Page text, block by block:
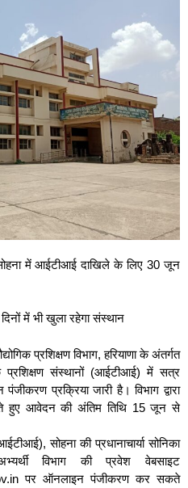
में आईटीआई दाखिले के लिए 30 जून
में भी खुला रहेगा संस्थान
प्रशिक्षण विभाग, हरियाणा के अंतर्गत
प्रशिक्षण संस्थानों (आईटीआई) में सत्र
प्रक्रिया जारी है। विभाग द्वारा
हुए आवेदन की अंतिम तिथि 15 जून से
सोहना की प्रधानाचार्या सोनिका
विभाग की प्रवेश वेबसाइट
पर ऑनलाइन पंजीकरण कर सकते